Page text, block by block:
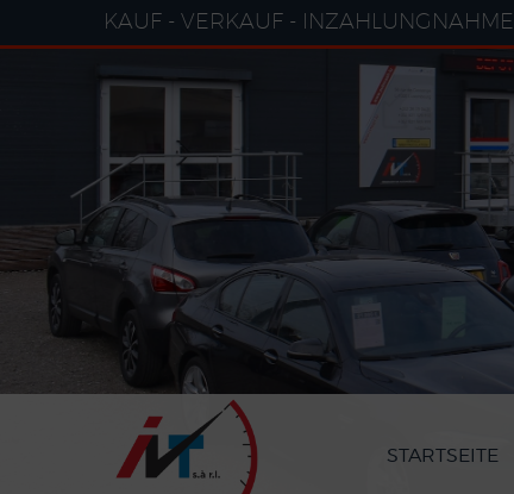
KAUF - VERKAUF - INZAHLUNGNAHME
STARTSEITE
Cookie-Einstellungen